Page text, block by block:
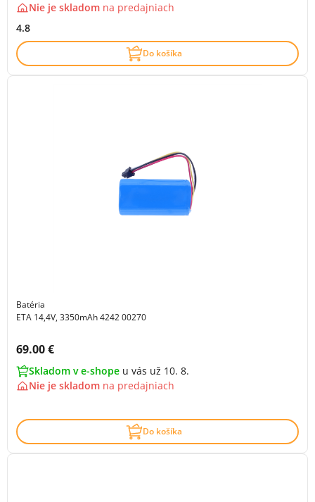
Nie je skladom na predajniach
4.8
Do košíka
Batéria
ETA 14,4V, 3350mAh 4242 00270
Cena s DPH:
69.00 €
Skladom v e-shope u vás už 10. 8.
Nie je skladom na predajniach
Do košíka